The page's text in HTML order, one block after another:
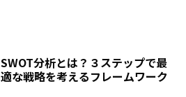
SWOT分析とは？３ステップで最
適な戦略を考えるフレームワーク